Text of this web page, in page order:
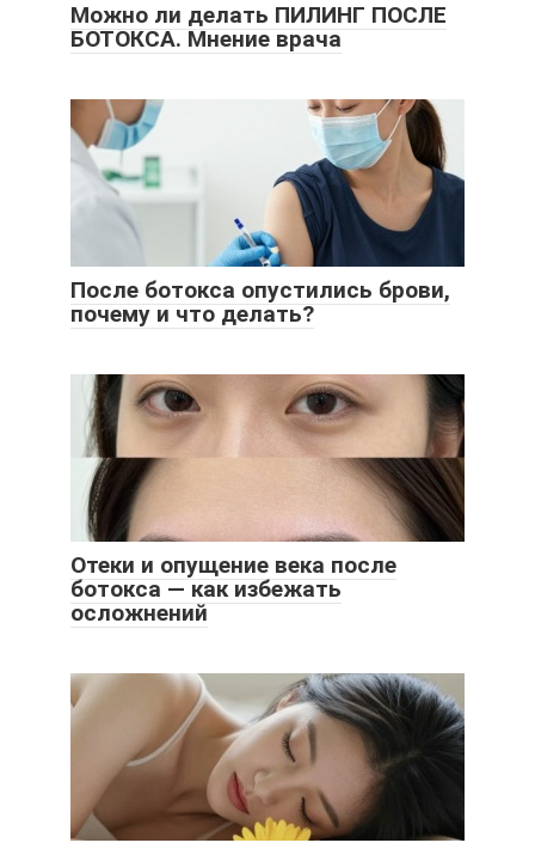
Можно ли делать ПИЛИНГ ПОСЛЕ
БОТОКСА. Мнение врача
После ботокса опустились брови,
почему и что делать?
Отеки и опущение века после
ботокса — как избежать
осложнений